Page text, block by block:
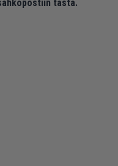
tästä.